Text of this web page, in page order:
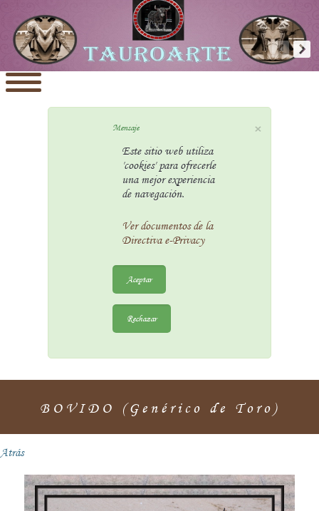
×
Mensaje
Este sitio web utiliza
'cookies' para ofrecerle
una mejor experiencia
de navegación.
Ver documentos de la
Directiva e-Privacy
Aceptar
Rechazar
BOVIDO (Genérico de Toro)
Atrás